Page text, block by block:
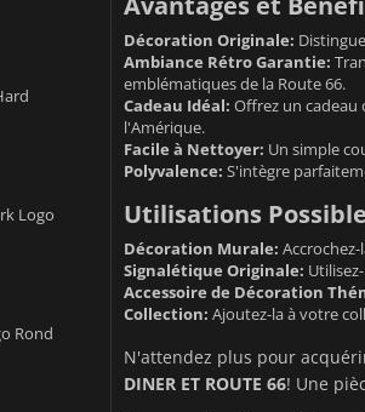
Logo
Rond
Décoration Originale:
Ambiance Rétro Garantie:
emblématiques de la Route 66.
Cadeau Idéal: Offrez un cadeau
l'Amérique.
Facile à Nettoyer: Un simple
Polyvalence: S'intègre
Utilisations
Décoration Murale:
Signalétique Originale:
Accessoire de Décoration
Collection: Ajoutez-la à votre
N'attendez plus pour
DINER ET ROUTE 66! Une